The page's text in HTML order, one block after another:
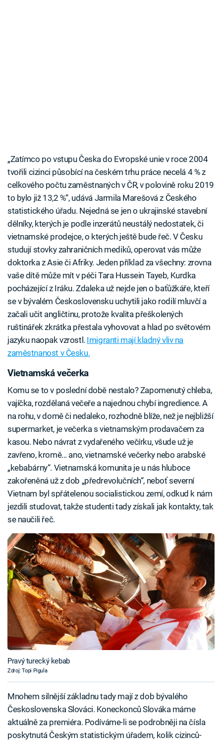
„Zatímco po vstupu Česka do Evropské unie v roce 2004
tvořili cizinci působící na českém trhu práce necelá 4 % z
celkového počtu zaměstnaných v ČR, v polovině roku 2019
to bylo již 13,2 %“, udává Jarmila Marešová z Českého
statistického úřadu. Nejedná se jen o ukrajinské stavební
dělníky, kterých je podle inzerátů neustálý nedostatek, či
vietnamské prodejce, o kterých ještě bude řeč. V Česku
studují stovky zahraničních mediků, operovat vás může
doktorka z Asie či Afriky. Jeden příklad za všechny: zrovna
vaše dítě může mít v péči Tara Hussein Tayeb, Kurdka
pocházející z Iráku. Zdaleka už nejde jen o baťůžkáře, kteří
se v bývalém Československu uchytili jako rodilí mluvčí a
začali učit angličtinu, protože kvalita přeškolených
ruštinářek zkrátka přestala vyhovovat a hlad po světovém
jazyku naopak vzrostl. Imigranti mají kladný vliv na
zaměstnanost v Česku.
Vietnamská večerka
Komu se to v poslední době nestalo? Zapomenutý chleba,
vajíčka, rozdělaná večeře a najednou chybí ingredience. A
na rohu, v domě či nedaleko, rozhodně blíže, než je nejbližší
supermarket, je večerka s vietnamským prodavačem za
kasou. Nebo návrat z vydařeného večírku, všude už je
zavřeno, kromě... ano, vietnamské večerky nebo arabské
„kebabárny“. Vietnamská komunita je u nás hluboce
zakořeněná už z dob „předrevolučních“, neboť severní
Vietnam byl spřátelenou socialistickou zemí, odkud k nám
jezdili studovat, takže studenti tady získali jak kontakty, tak
se naučili řeč.
Pravý turecký kebab
Zdroj: Topi Pigula
Mnohem silnější základnu tady mají z dob bývalého
Československa Slováci. Koneckonců Slováka máme
aktuálně za premiéra. Podíváme-li se podrobněji na čísla
poskytnutá Českým statistickým úřadem, kolik cizinců-